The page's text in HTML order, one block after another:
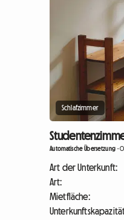
Schlafzimmer
Automatische Übersetzung -
Art der Unterkunft:
Art:
Mietfläche: